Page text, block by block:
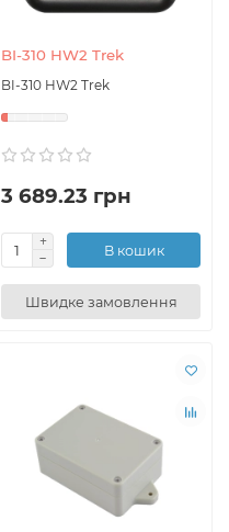
BI-310 HW2 Trek
BI-310 HW2 Trek
3 689.23 грн
В кошик
Швидке замовлення